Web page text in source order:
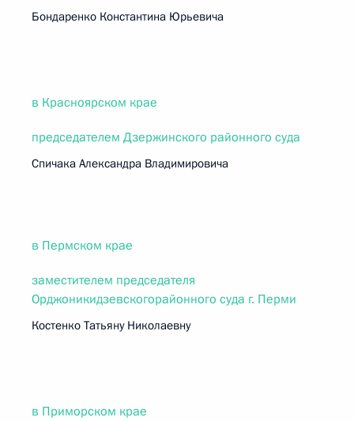
Бондаренко Константина Юрьевича
в Красноярском крае
председателем Дзержинского районного суда
Спичака Александра Владимировича
в Пермском крае
заместителем председателя
Орджоникидзевскогорайонного суда г. Перми
Костенко Татьяну Николаевну
в Приморском крае